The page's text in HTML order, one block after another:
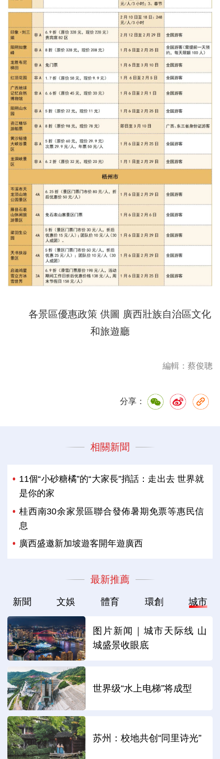
各景區優惠政策 供圖 廣西壯族自治區文化
和旅遊廳
編輯：蔡俊聰
分享：
相關新聞
11個“小砂糖橘”的“大家長”捎話：走出去 世界就
是你的家
桂西南30余家景區聯合發佈暑期免票等惠民信
息
廣西盛邀新加坡遊客開年遊廣西
最新推薦
新聞 文娛 體育 環創 城市
图片新闻｜城市天际线 山
城盛景收眼底
世界级“水上电梯”将成型
苏州：校地共创“同里诗光”